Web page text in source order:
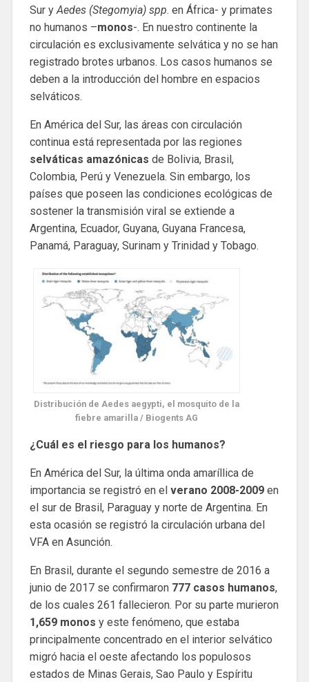
Sur y Aedes (Stegomyia) spp. en África- y primates
no humanos –monos-. En nuestro continente la
circulación es exclusivamente selvática y no se han
registrado brotes urbanos. Los casos humanos se
deben a la introducción del hombre en espacios
selváticos.
En América del Sur, las áreas con circulación
continua está representada por las regiones
selváticas amazónicas de Bolivia, Brasil,
Colombia, Perú y Venezuela. Sin embargo, los
países que poseen las condiciones ecológicas de
sostener la transmisión viral se extiende a
Argentina, Ecuador, Guyana, Guyana Francesa,
Panamá, Paraguay, Surinam y Trinidad y Tobago.
Distribución de Aedes aegypti, el mosquito de la
fiebre amarilla / Biogents AG
¿Cuál es el riesgo para los humanos?
En América del Sur, la última onda amaríllica de
importancia se registró en el verano 2008-2009en
el sur de Brasil, Paraguay y norte de Argentina. En
esta ocasión se registró la circulación urbana del
VFA en Asunción.
En Brasil, durante el segundo semestre de 2016 a
junio de 2017 se confirmaron 777 casos humanos,
de los cuales 261 fallecieron. Por su parte murieron
1,659 monos y este fenómeno, que estaba
principalmente concentrado en el interior selvático
migró hacia el oeste afectando los populosos
estados de Minas Gerais, Sao Paulo y Espíritu